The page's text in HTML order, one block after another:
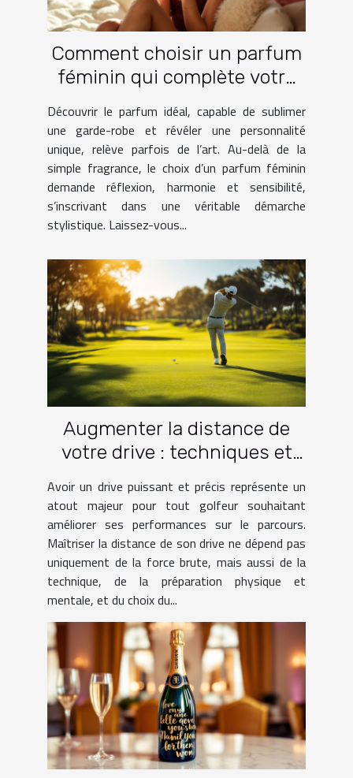
Comment choisir un parfum
féminin qui complète votre
Découvrir le parfum idéal, capable de sublimer
une garde-robe et révéler une personnalité
unique, relève parfois de l’art. Au-delà de la
simple fragrance, le choix d’un parfum féminin
demande réflexion, harmonie et sensibilité,
s’inscrivant dans une véritable démarche
stylistique. Laissez-vous...
Augmenter la distance de
votre drive : techniques et
Avoir un drive puissant et précis représente un
atout majeur pour tout golfeur souhaitant
améliorer ses performances sur le parcours.
Maîtriser la distance de son drive ne dépend pas
uniquement de la force brute, mais aussi de la
technique, de la préparation physique et
mentale, et du choix du...